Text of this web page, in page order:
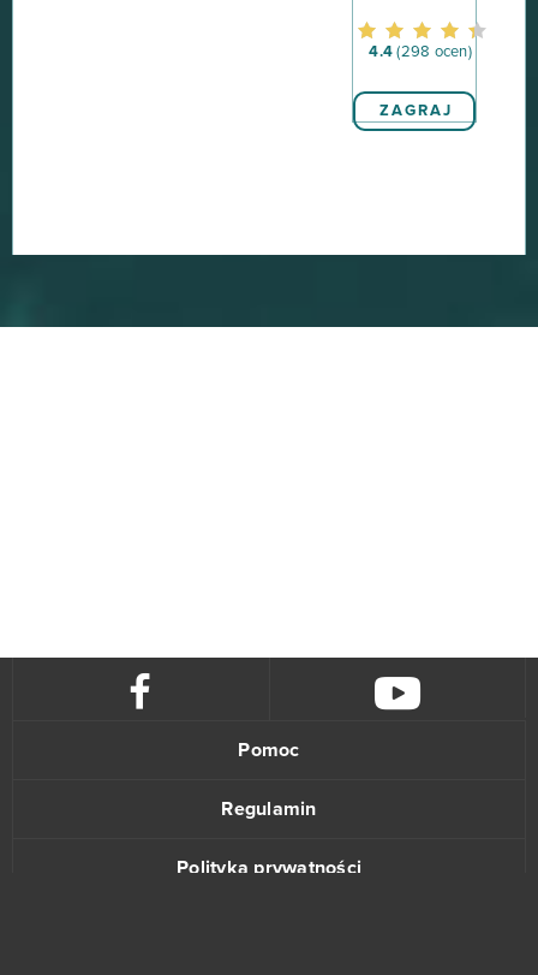
4.4 (298 ocen)
ZAGRAJ
Pomoc
Regulamin
Polityka prywatności